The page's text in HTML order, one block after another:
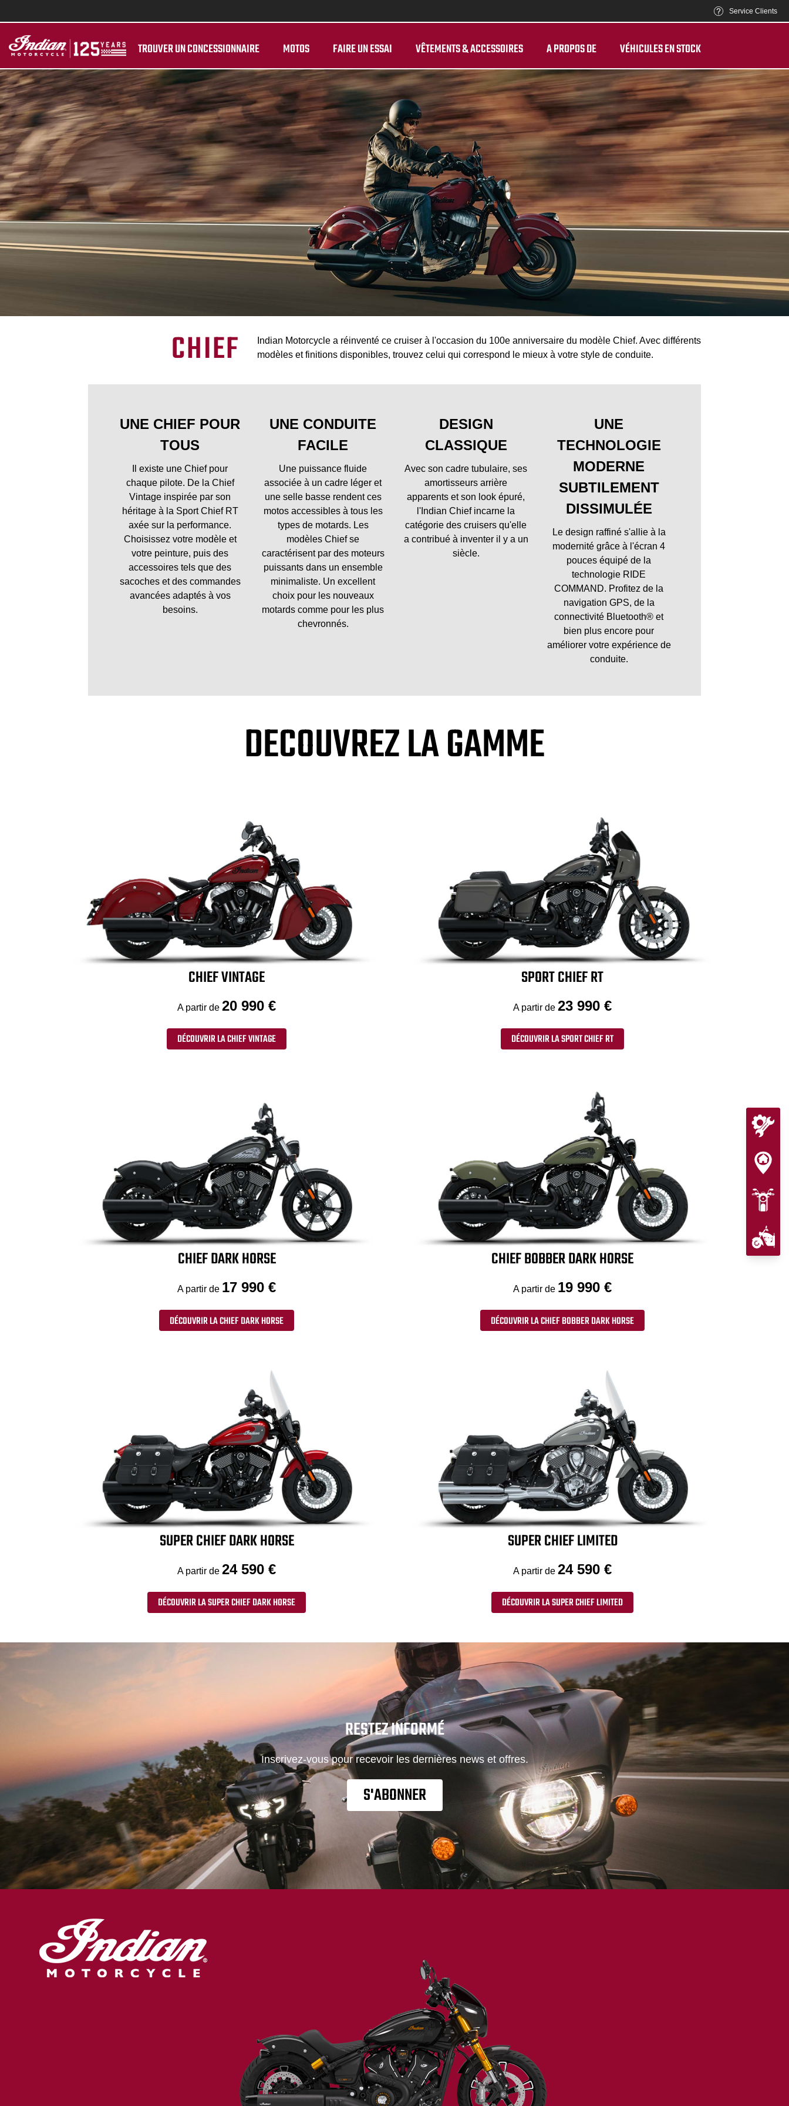
Service Clients
TROUVER UN CONCESSIONNAIRE MOTOS FAIRE UN ESSAI VÊTEMENTS & ACCESSOIRES A PROPOS DE VÉHICULES EN STOCK
CHIEF
Indian Motorcycle a réinventé ce cruiser à l'occasion du 100e anniversaire du modèle Chief. Avec différents
modèles et finitions disponibles, trouvez celui qui correspond le mieux à votre style de conduite.
UNE CHIEF POUR
TOUS
Il existe une Chief pour
chaque pilote. De la Chief
Vintage inspirée par son
héritage à la Sport Chief RT
axée sur la performance.
Choisissez votre modèle et
votre peinture, puis des
accessoires tels que des
sacoches et des commandes
avancées adaptés à vos
besoins.
UNE CONDUITE
FACILE
Une puissance fluide
associée à un cadre léger et
une selle basse rendent ces
motos accessibles à tous les
types de motards. Les
modèles Chief se
caractérisent par des moteurs
puissants dans un ensemble
minimaliste. Un excellent
choix pour les nouveaux
motards comme pour les plus
chevronnés.
DESIGN
CLASSIQUE
Avec son cadre tubulaire, ses
amortisseurs arrière
apparents et son look épuré,
l'Indian Chief incarne la
catégorie des cruisers qu'elle
a contribué à inventer il y a un
siècle.
UNE
TECHNOLOGIE
MODERNE
SUBTILEMENT
DISSIMULÉE
Le design raffiné s'allie à la
modernité grâce à l'écran 4
pouces équipé de la
technologie RIDE
COMMAND. Profitez de la
navigation GPS, de la
connectivité Bluetooth® et
bien plus encore pour
améliorer votre expérience de
conduite.
DECOUVREZ LA GAMME
CHIEF VINTAGE
A partir de 20 990 €
DÉCOUVRIR LA CHIEF VINTAGE
SPORT CHIEF RT
A partir de 23 990 €
DÉCOUVRIR LA SPORT CHIEF RT
CHIEF DARK HORSE
A partir de 17 990 €
DÉCOUVRIR LA CHIEF DARK HORSE
CHIEF BOBBER DARK HORSE
A partir de 19 990 €
DÉCOUVRIR LA CHIEF BOBBER DARK HORSE
SUPER CHIEF DARK HORSE
A partir de 24 590 €
DÉCOUVRIR LA SUPER CHIEF DARK HORSE
SUPER CHIEF LIMITED
A partir de 24 590 €
DÉCOUVRIR LA SUPER CHIEF LIMITED
RESTEZ INFORMÉ
Inscrivez-vous pour recevoir les dernières news et offres.
S'ABONNER